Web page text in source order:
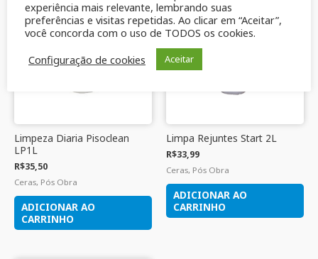
Limpeza Diaria Pisoclean
LP1L
R$35,50
Ceras, Pós Obra
ADICIONAR AO
CARRINHO
Limpa Rejuntes Start 2L
R$33,99
Ceras, Pós Obra
ADICIONAR AO
CARRINHO
experiência mais relevante, lembrando suas
preferências e visitas repetidas. Ao clicar em “Aceitar”,
você concorda com o uso de TODOS os cookies.
Configuração de cookies
Aceitar